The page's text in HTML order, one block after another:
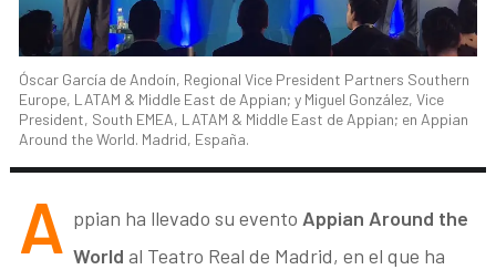
Óscar García de Andoín, Regional Vice President Partners Southern
Europe, LATAM & Middle East de Appian; y Miguel González, Vice
President, South EMEA, LATAM & Middle East de Appian; en Appian
Around the World. Madrid, España.
A ppian ha llevado su evento Appian Around the
World al Teatro Real de Madrid, en el que ha